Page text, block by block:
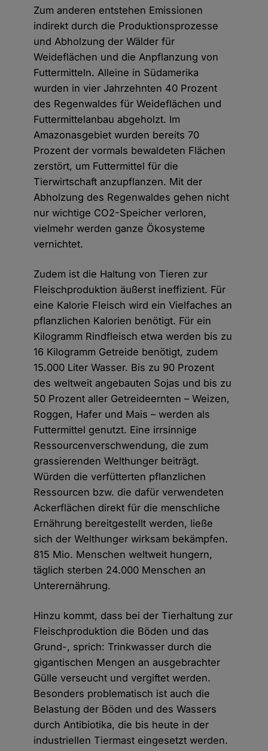
Zum anderen entstehen Emissionen
indirekt durch die Produktionsprozesse
und Abholzung der Wälder für
Weideflächen und die Anpflanzung von
Futtermitteln. Alleine in Südamerika
wurden in vier Jahrzehnten 40 Prozent
des Regenwaldes für Weideflächen und
Futtermittelanbau abgeholzt. Im
Amazonasgebiet wurden bereits 70
Prozent der vormals bewaldeten Flächen
zerstört, um Futtermittel für die
Tierwirtschaft anzupflanzen. Mit der
Abholzung des Regenwaldes gehen nicht
nur wichtige CO2-Speicher verloren,
vielmehr werden ganze Ökosysteme
vernichtet.
Zudem ist die Haltung von Tieren zur
Fleischproduktion äußerst ineffizient. Für
eine Kalorie Fleisch wird ein Vielfaches an
pflanzlichen Kalorien benötigt. Für ein
Kilogramm Rindfleisch etwa werden bis zu
16 Kilogramm Getreide benötigt, zudem
15.000 Liter Wasser. Bis zu 90 Prozent
des weltweit angebauten Sojas und bis zu
50 Prozent aller Getreideernten – Weizen,
Roggen, Hafer und Mais – werden als
Futtermittel genutzt. Eine irrsinnige
Ressourcenverschwendung, die zum
grassierenden Welthunger beiträgt.
Würden die verfütterten pflanzlichen
Ressourcen bzw. die dafür verwendeten
Ackerflächen direkt für die menschliche
Ernährung bereitgestellt werden, ließe
sich der Welthunger wirksam bekämpfen.
815 Mio. Menschen weltweit hungern,
täglich sterben 24.000 Menschen an
Unterernährung.
Hinzu kommt, dass bei der Tierhaltung zur
Fleischproduktion die Böden und das
Grund-, sprich: Trinkwasser durch die
gigantischen Mengen an ausgebrachter
Gülle verseucht und vergiftet werden.
Besonders problematisch ist auch die
Belastung der Böden und des Wassers
durch Antibiotika, die bis heute in der
industriellen Tiermast eingesetzt werden.